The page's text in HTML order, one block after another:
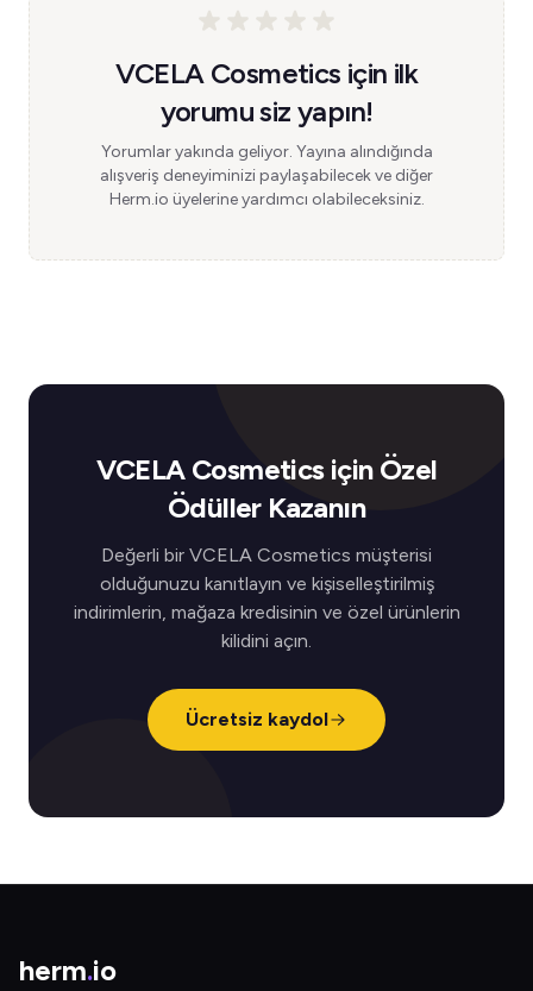
VCELA Cosmetics için ilk
yorumu siz yapın!
Yorumlar yakında geliyor. Yayına alındığında
alışveriş deneyiminizi paylaşabilecek ve diğer
Herm.io üyelerine yardımcı olabileceksiniz.
VCELA Cosmetics için Özel
Ödüller Kazanın
Değerli bir VCELA Cosmetics müşterisi
olduğunuzu kanıtlayın ve kişiselleştirilmiş
indirimlerin, mağaza kredisinin ve özel ürünlerin
kilidini açın.
Ücretsiz kaydol
herm.io